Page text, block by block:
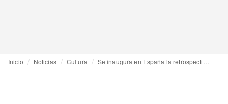
Inicio Noticias Cultura